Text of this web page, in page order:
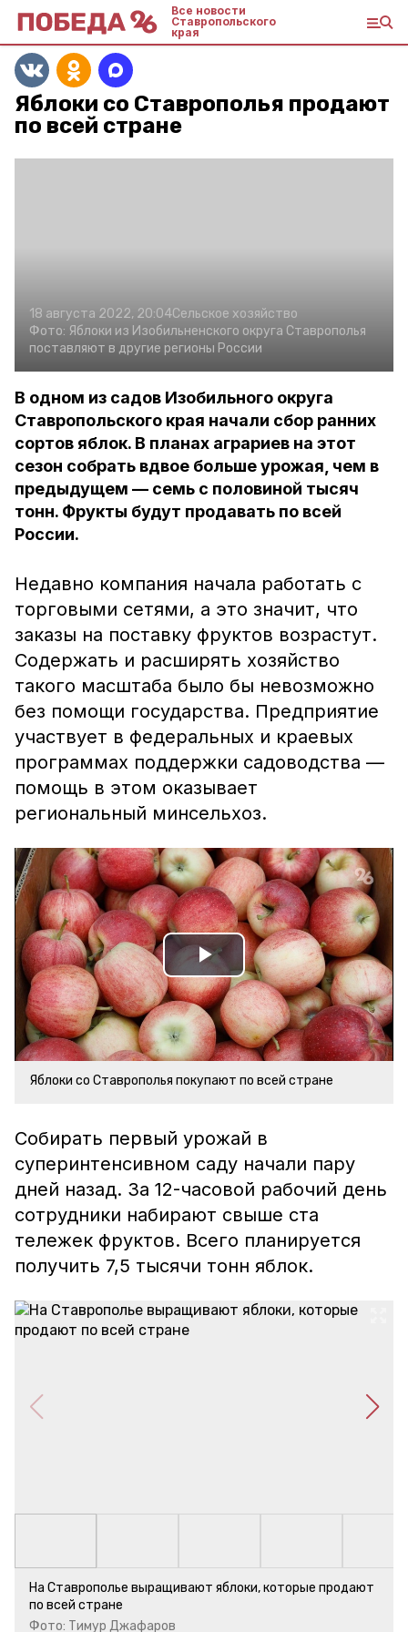
Все новости
Ставропольского
края
Яблоки со Ставрополья продают
по всей стране
18 августа 2022, 20:04Сельское хозяйство
Фото: Яблоки из Изобильненского округа Ставрополья
поставляют в другие регионы России
В одном из садов Изобильного округа
Ставропольского края начали сбор ранних
сортов яблок. В планах аграриев на этот
сезон собрать вдвое больше урожая, чем в
предыдущем — семь с половиной тысяч
тонн. Фрукты будут продавать по всей
России.
Недавно компания начала работать с
торговыми сетями, а это значит, что
заказы на поставку фруктов возрастут.
Содержать и расширять хозяйство
такого масштаба было бы невозможно
без помощи государства. Предприятие
участвует в федеральных и краевых
программах поддержки садоводства —
помощь в этом оказывает
региональный минсельхоз.
Play
Video
Яблоки со Ставрополья покупают по всей стране
Собирать первый урожай в
суперинтенсивном саду начали пару
дней назад. За 12-часовой рабочий день
сотрудники набирают свыше ста
тележек фруктов. Всего планируется
получить 7,5 тысячи тонн яблок.
На Ставрополье выращивают яблоки, которые продают
по всей стране
Фото: Тимур Джафаров